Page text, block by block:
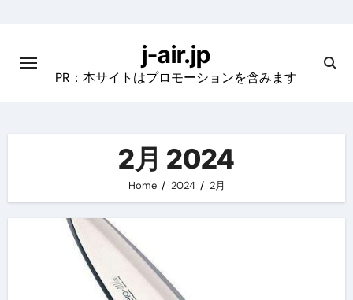
content
j-air.jp
PR：本サイトはプロモーションを含みます
2月 2024
Home 2024 2月